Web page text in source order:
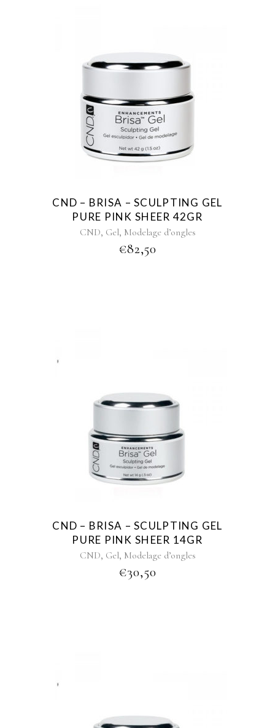
CND – BRISA – SCULPTING GEL
PURE PINK SHEER 42GR
CND, Gel, Modelage d’ongles
€82,50
CND – BRISA – SCULPTING GEL
PURE PINK SHEER 14GR
CND, Gel, Modelage d’ongles
€30,50